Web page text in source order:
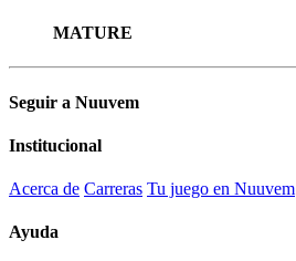
MATURE
Seguir a Nuuvem
Institucional
Acerca de Carreras Tu juego en Nuuvem
Ayuda